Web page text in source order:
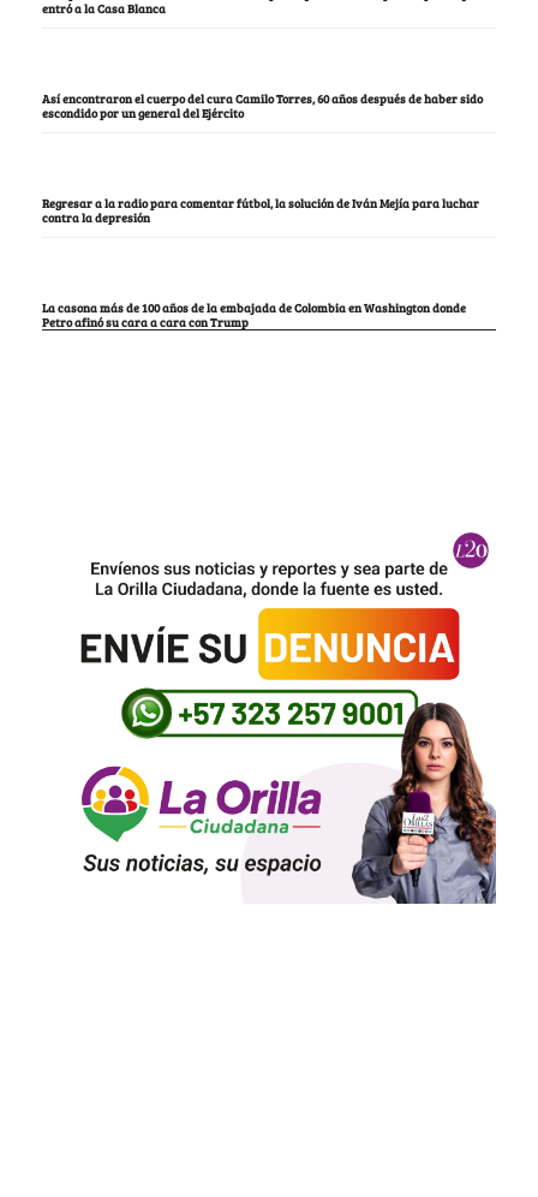
entró a la Casa Blanca
Así encontraron el cuerpo del cura Camilo Torres, 60 años después de haber sido
escondido por un general del Ejército
Regresar a la radio para comentar fútbol, la solución de Iván Mejía para luchar
contra la depresión
La casona más de 100 años de la embajada de Colombia en Washington donde
Petro afinó su cara a cara con Trump